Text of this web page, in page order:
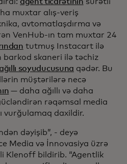
muxtar alış-veriş
avtomatlaşdırma və
VenHub-ın tam muxtar 24
tutmuş Instacart ilə
barkod skaneri ilə təchiz
ağıllı soyuducusuna qədər. Bu
müştərilərə necə
— daha ağıllı və daha
rəqəmsal media
vurğulamaq daxildir.
dəyişib”, - deyə
Media və İnnovasiya üzrə
Klenoff bildirib. “Agentlik